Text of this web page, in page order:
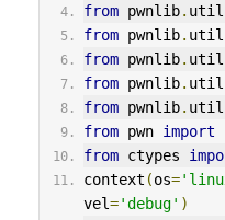
from pwnlib. util
from pwnlib. util
from pwnlib. util
from pwnlib. util
from pwnlib. util
from pwn import
from ctypes
context (os=
vel='debug' )